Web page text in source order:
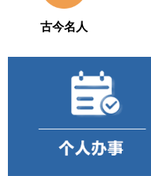
古今名人